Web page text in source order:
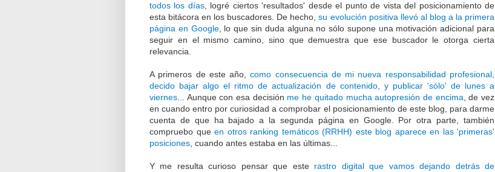
todos los días, logré ciertos 'resultados' desde el punto de vista del posicionamiento de
esta bitácora en los buscadores. De hecho,su evolución positiva llevó al blog a la primera
página en Google, lo que sin duda alguna no sólo supone una motivación adicional para
seguir en el mismo camino, sino que demuestra que ese buscador le otorga cierta
relevancia.
A primeros de este año,como consecuencia de mi nueva responsabilidad profesional,
decido bajar algo el ritmo de actualización de contenido, y publicar 'sólo' de lunes a
viernes ... Aunque con esa decisión me he quitado mucha autopresión de encima , de vez
en cuando entro por curiosidad a comprobar el posicionamiento de este blog, para darme
cuenta de que ha bajado a la segunda página en Google. Por otra parte, también
compruebo que en otros ranking temáticos (RRHH) este blog aparece en las 'primeras'
posiciones , cuando antes estaba en las últimas...
Y me resulta curioso pensar que este rastro digital que vamos dejando detrás de